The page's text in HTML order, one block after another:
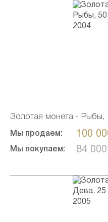
Золотая монета - Рыбы,
Мы продаем: 100
Мы покупаем: 84